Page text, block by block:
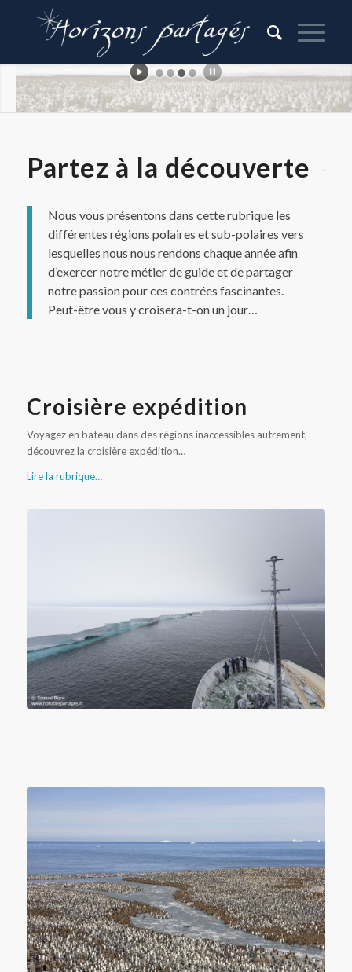
Partez à la découverte
Nous vous présentons dans cette rubrique les
différentes régions polaires et sub-polaires vers
lesquelles nous nous rendons chaque année afin
d’exercer notre métier de guide et de partager
notre passion pour ces contrées fascinantes.
Peut-être vous y croisera-t-on un jour…
Croisière expédition
Voyagez en bateau dans des régions inaccessibles autrement,
découvrez la croisière expédition…
Lire la rubrique…
Croisière expédition en Antarctique
Saint Andrews Bay en Géorgie du Sud